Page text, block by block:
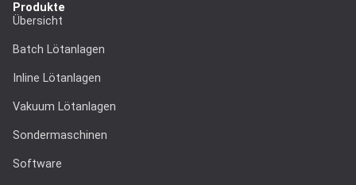
Produkte
Übersicht
Batch Lötanlagen
Inline Lötanlagen
Vakuum Lötanlagen
Sondermaschinen
Software